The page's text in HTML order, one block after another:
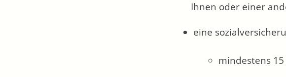
Ihnen oder einer
eine
mindestens